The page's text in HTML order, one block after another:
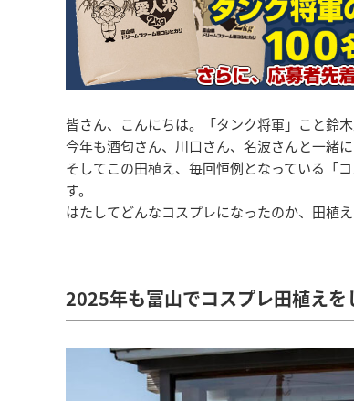
皆さん、こんにちは。「タンク将軍」こと鈴木
今年も酒匂さん、川口さん、名波さんと一緒
そしてこの田植え、毎回恒例となっている「
す。
はたしてどんなコスプレになったのか、田植
2025年も富山でコスプレ田植えを